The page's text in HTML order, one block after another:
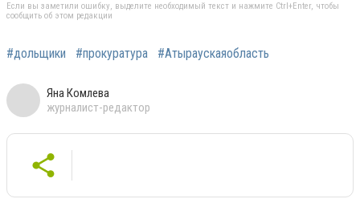
Если вы заметили ошибку, выделите необходимый текст и нажмите Ctrl+Enter, чтобы
сообщить об этом редакции
#дольщики #прокуратура #Атыраускаяобласть
Яна Комлева
журналист-редактор